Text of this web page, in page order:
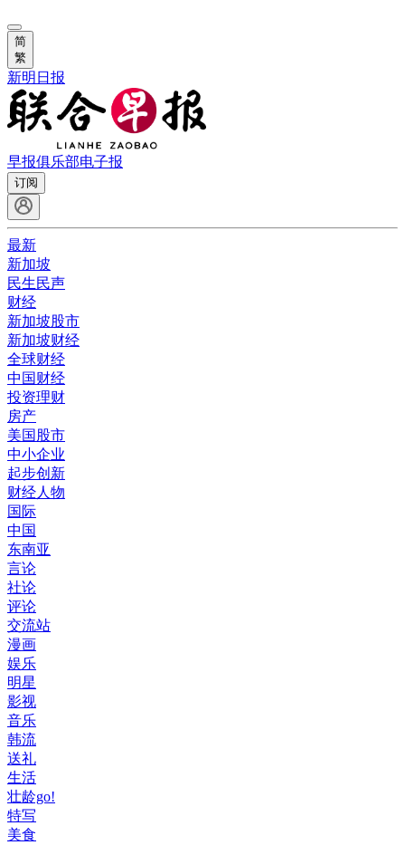
简
繁
新明日报
早报俱乐部电子报
订阅
最新
新加坡
民生民声
财经
新加坡股市
新加坡财经
全球财经
中国财经
投资理财
房产
美国股市
中小企业
起步创新
财经人物
国际
中国
东南亚
言论
社论
评论
交流站
漫画
娱乐
明星
影视
音乐
韩流
送礼
生活
壮龄go!
特写
美食